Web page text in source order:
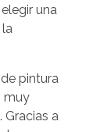
una
la
pintura
muy
Gracias a